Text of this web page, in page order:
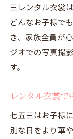
三レンタル衣裳
どんなお子様で
き、家族全員が
ジオでの写真撮
す。
レンタル衣裳
七五三はお子様
別な日をより華